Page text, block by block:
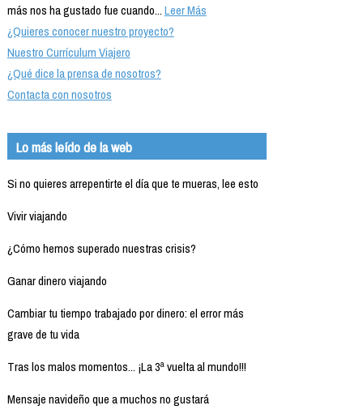
más nos ha gustado fue cuando...Leer Más
¿Quieres conocer nuestro proyecto?
Nuestro Currículum Viajero
¿Qué dice la prensa de nosotros?
Contacta con nosotros
Lo más leído de la web
Si no quieres arrepentirte el día que te mueras, lee esto
Vivir viajando
¿Cómo hemos superado nuestras crisis?
Ganar dinero viajando
Cambiar tu tiempo trabajado por dinero: el error más
grave de tu vida
Tras los malos momentos... ¡La 3ª vuelta al mundo!!!
Mensaje navideño que a muchos no gustará